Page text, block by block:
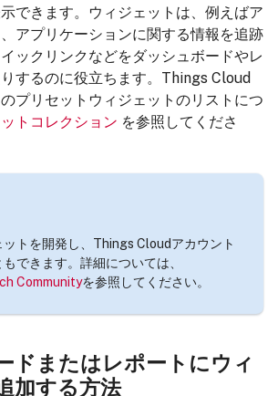
できます。ウィジェットは、例えばア
アプリケーションに関する情報を追跡
ックリンクなどをダッシュボードやレ
するのに役立ちます。Things Cloud
プリセットウィジェットのリストにつ
トコレクション を参照してくださ
トを開発し、Things Cloudアカウント
できます。詳細については、
Communityを参照してください。
ドまたはレポートにウィ
加する方法